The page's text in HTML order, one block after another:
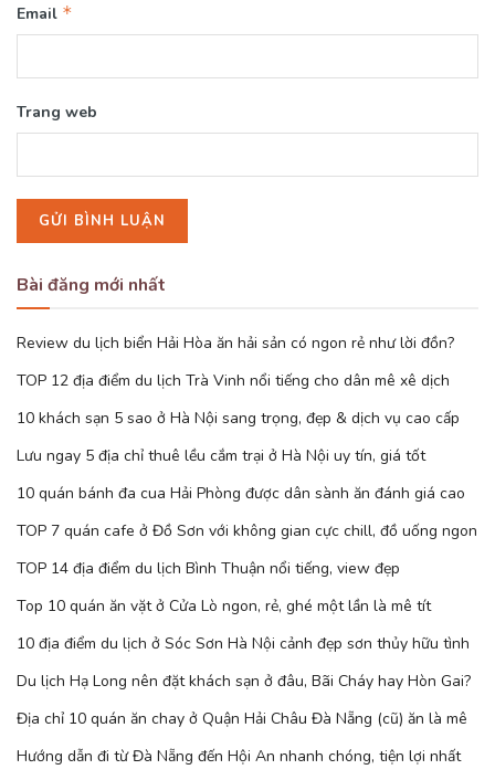
Email *
Trang web
Bài đăng mới nhất
Review du lịch biển Hải Hòa ăn hải sản có ngon rẻ như lời đồn?
TOP 12 địa điểm du lịch Trà Vinh nổi tiếng cho dân mê xê dịch
10 khách sạn 5 sao ở Hà Nội sang trọng, đẹp & dịch vụ cao cấp
Lưu ngay 5 địa chỉ thuê lều cắm trại ở Hà Nội uy tín, giá tốt
10 quán bánh đa cua Hải Phòng được dân sành ăn đánh giá cao
TOP 7 quán cafe ở Đồ Sơn với không gian cực chill, đồ uống ngon
TOP 14 địa điểm du lịch Bình Thuận nổi tiếng, view đẹp
Top 10 quán ăn vặt ở Cửa Lò ngon, rẻ, ghé một lần là mê tít
10 địa điểm du lịch ở Sóc Sơn Hà Nội cảnh đẹp sơn thủy hữu tình
Du lịch Hạ Long nên đặt khách sạn ở đâu, Bãi Cháy hay Hòn Gai?
Địa chỉ 10 quán ăn chay ở Quận Hải Châu Đà Nẵng (cũ) ăn là mê
Hướng dẫn đi từ Đà Nẵng đến Hội An nhanh chóng, tiện lợi nhất